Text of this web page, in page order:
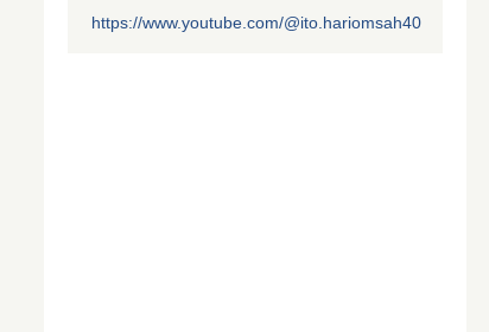
https://www.youtube.com/@ito.hariomsah40